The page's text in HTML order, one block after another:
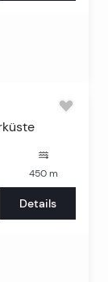
450 m
Details